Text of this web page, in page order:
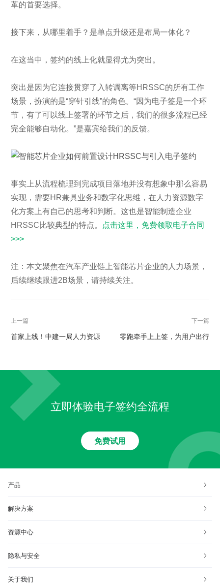
革的首要选择。
接下来，从哪里着手？是单点升级还是布局一体化？
在这当中，签约的线上化就显得尤为突出。
突出是因为它连接贯穿了入转调离等HRSSC的所有工作
场景，扮演的是“穿针引线”的角色。“因为电子签是一个环
节，有了可以线上签署的环节之后，我们的很多流程已经
完全能够自动化。”是嘉宾给我们的反馈。
事实上从流程梳理到完成项目落地并没有想象中那么容易
实现，需要HR兼具业务和数字化思维，在人力资源数字
化方案上有自己的思考和判断。这也是智能制造企业
HRSSC比较典型的特点。 点击这里，免费领取电子合同
>>>
注：本文聚焦在汽车产业链上智能芯片企业的人力场景，
后续继续跟进2B场景，请持续关注。
上一篇
首家上线！中建一局人力资源
下一篇
零跑牵手上上签，为用户出行
立即体验电子签约全流程
免费试用
产品
解决方案
资源中心
隐私与安全
关于我们